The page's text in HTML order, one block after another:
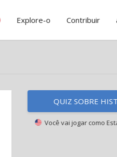
Explore-o Contribuir
QUIZ SOBRE
Você vai jogar como